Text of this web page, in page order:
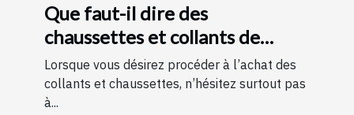
Que faut-il dire des
chaussettes et collants de
contention ?
Lorsque vous désirez procéder à l’achat des
collants et chaussettes, n’hésitez surtout pas
à...